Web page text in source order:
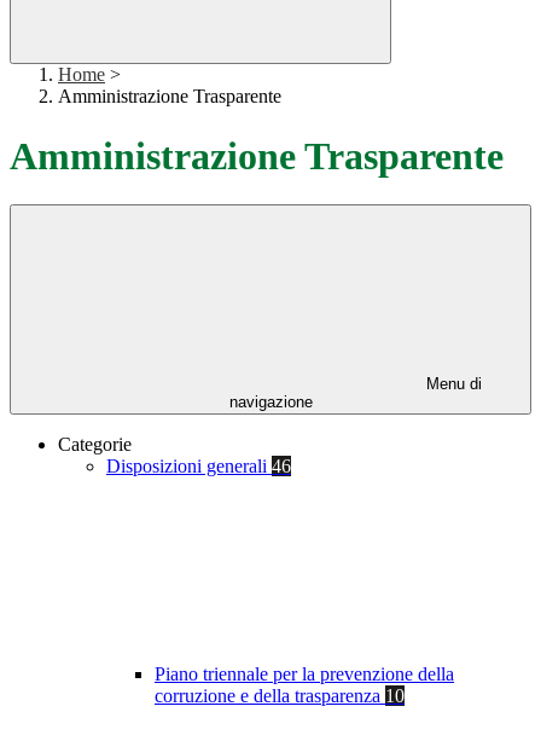
Home >
Amministrazione Trasparente
Amministrazione Trasparente
Menu di
navigazione
Categorie
Disposizioni generali 46
Piano triennale per la prevenzione della
corruzione e della trasparenza 10